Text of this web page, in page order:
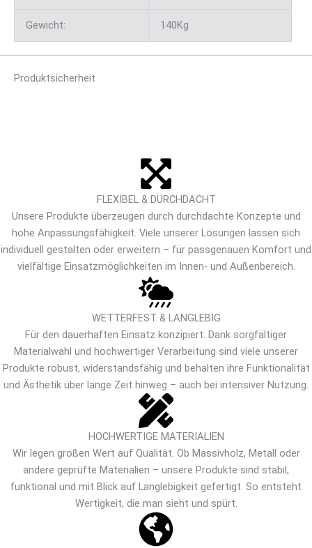
Gewicht: 140Kg
Produktsicherheit
FLEXIBEL & DURCHDACHT
Unsere Produkte überzeugen durch durchdachte Konzepte und
hohe Anpassungsfähigkeit. Viele unserer Lösungen lassen sich
individuell gestalten oder erweitern – für passgenauen Komfort und
vielfältige Einsatzmöglichkeiten im Innen- und Außenbereich.
WETTERFEST & LANGLEBIG
Für den dauerhaften Einsatz konzipiert: Dank sorgfältiger
Materialwahl und hochwertiger Verarbeitung sind viele unserer
Produkte robust, widerstandsfähig und behalten ihre Funktionalität
und Ästhetik über lange Zeit hinweg – auch bei intensiver Nutzung.
HOCHWERTIGE MATERIALIEN
Wir legen großen Wert auf Qualität. Ob Massivholz, Metall oder
andere geprüfte Materialien – unsere Produkte sind stabil,
funktional und mit Blick auf Langlebigkeit gefertigt. So entsteht
Wertigkeit, die man sieht und spürt.